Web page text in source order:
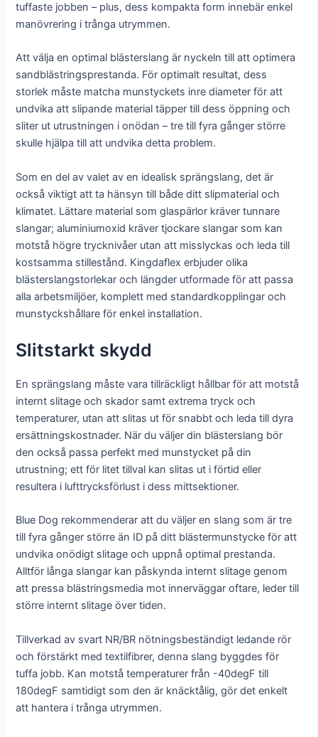
tuffaste jobben – plus, dess kompakta form innebär enkel
manövrering i trånga utrymmen.
Att välja en optimal blästerslang är nyckeln till att optimera
sandblästringsprestanda. För optimalt resultat, dess
storlek måste matcha munstyckets inre diameter för att
undvika att slipande material täpper till dess öppning och
sliter ut utrustningen i onödan – tre till fyra gånger större
skulle hjälpa till att undvika detta problem.
Som en del av valet av en idealisk sprängslang, det är
också viktigt att ta hänsyn till både ditt slipmaterial och
klimatet. Lättare material som glaspärlor kräver tunnare
slangar; aluminiumoxid kräver tjockare slangar som kan
motstå högre trycknivåer utan att misslyckas och leda till
kostsamma stillestånd. Kingdaflex erbjuder olika
blästerslangstorlekar och längder utformade för att passa
alla arbetsmiljöer, komplett med standardkopplingar och
munstyckshållare för enkel installation.
Slitstarkt skydd
En sprängslang måste vara tillräckligt hållbar för att motstå
internt slitage och skador samt extrema tryck och
temperaturer, utan att slitas ut för snabbt och leda till dyra
ersättningskostnader. När du väljer din blästerslang bör
den också passa perfekt med munstycket på din
utrustning; ett för litet tillval kan slitas ut i förtid eller
resultera i lufttrycksförlust i dess mittsektioner.
Blue Dog rekommenderar att du väljer en slang som är tre
till fyra gånger större än ID på ditt blästermunstycke för att
undvika onödigt slitage och uppnå optimal prestanda.
Alltför långa slangar kan påskynda internt slitage genom
att pressa blästringsmedia mot innerväggar oftare, leder till
större internt slitage över tiden.
Tillverkad av svart NR/BR nötningsbeständigt ledande rör
och förstärkt med textilfibrer, denna slang byggdes för
tuffa jobb. Kan motstå temperaturer från -40degF till
180degF samtidigt som den är knäcktålig, gör det enkelt
att hantera i trånga utrymmen.